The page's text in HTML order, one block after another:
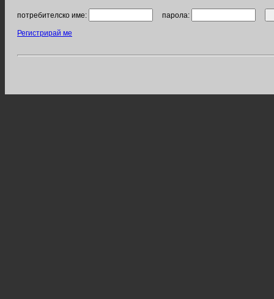
потребителско име: парола:
Регистрирай ме